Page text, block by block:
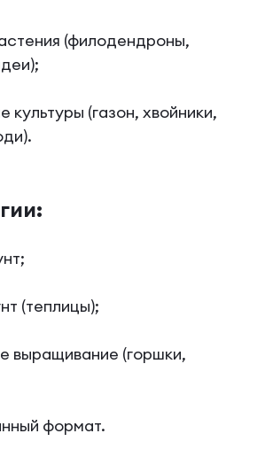
(филодендроны,
(газон, хвойники,
(теплицы);
выращивание (горшки,
формат.